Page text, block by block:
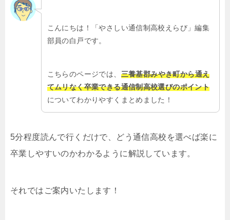
こんにちは！「やさしい通信制高校えらび」編集
部員の白戸です。
こちらのページでは、 三養基郡みやき町から通え
てムリなく卒業できる通信制高校選びのポイント
についてわかりやすくまとめました！
5分程度読んで行くだけで、どう通信高校を選べば楽に
卒業しやすいのかわかるように解説しています。
それではご案内いたします！